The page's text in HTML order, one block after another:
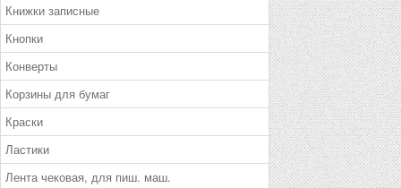
Книжки записные
Кнопки
Конверты
Корзины для бумаг
Краски
Ластики
Лента чековая, для пиш. маш.